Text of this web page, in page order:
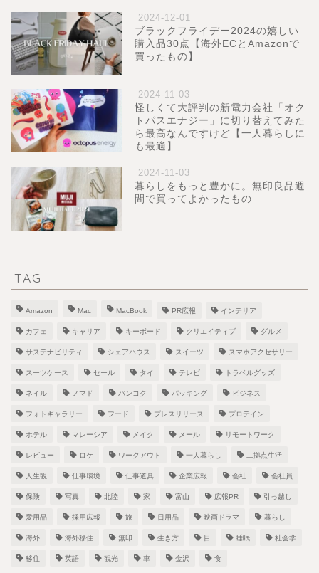
2024-12-01
ブラックフライデー2024の嬉しい
購入品30点【海外ECとAmazonで
買ったもの】
2024-11-03
怪しくて大評判の新電力会社「オク
トパスエナジー」に切り替えてみた
ら最高なんですけど【一人暮らしに
も最適】
2024-11-03
暮らしをもっと豊かに。無印良品週
間で買ってよかったもの
TAG
Amazon Mac MacBook PR広報 インテリア
カフェ キャリア キーボード クリエイティブ グルメ
サステナビリティ シェアハウス スイーツ スマホアクセサリー
スーツケース セール タイ テレビ トラベルグッズ
ネイル ノマド バンコク パッキング ビジネス
フォトギャラリー フード プレスリリース プロテイン
ホテル マレーシア メイク メール リモートワーク
レビュー ロケ ワークアウト 一人暮らし 二拠点生活
人生観 仕事環境 仕事道具 企業広報 会社 会社員
保険 写真 北陸 家 富山 広報PR 引っ越し
愛用品 採用広報 旅 日用品 映画ドラマ 暮らし
海外 海外移住 無印 生き方 目 睡眠 社会学
移住 英語 観光 車 金沢 食